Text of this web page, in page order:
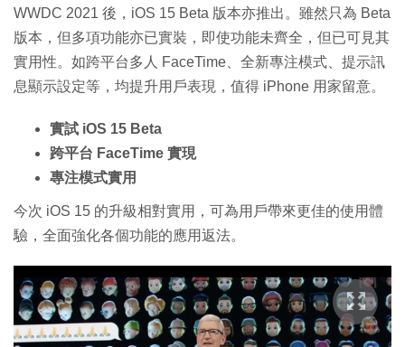
WWDC 2021 後，iOS 15 Beta 版本亦推出。雖然只為 Beta
版本，但多項功能亦已實裝，即使功能未齊全，但已可見其
實用性。如跨平台多人 FaceTime、全新專注模式、提示訊
息顯示設定等，均提升用戶表現，值得 iPhone 用家留意。
實試 iOS 15 Beta
跨平台 FaceTime 實現
專注模式實用
今次 iOS 15 的升級相對實用，可為用戶帶來更佳的使用體
驗，全面強化各個功能的應用返法。